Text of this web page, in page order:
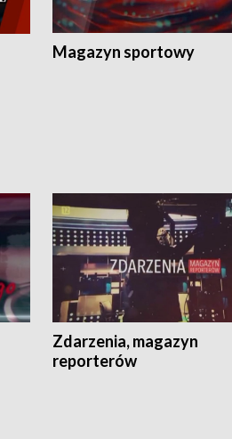
Magazyn sportowy
Zdarzenia, magazyn
reporterów